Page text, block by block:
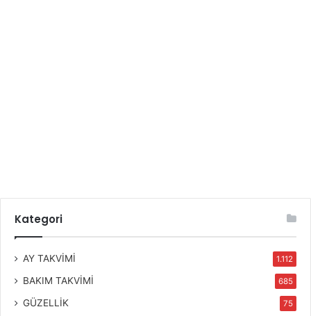
Kategori
AY TAKVİMİ 1.112
BAKIM TAKVİMİ 685
GÜZELLİK 75